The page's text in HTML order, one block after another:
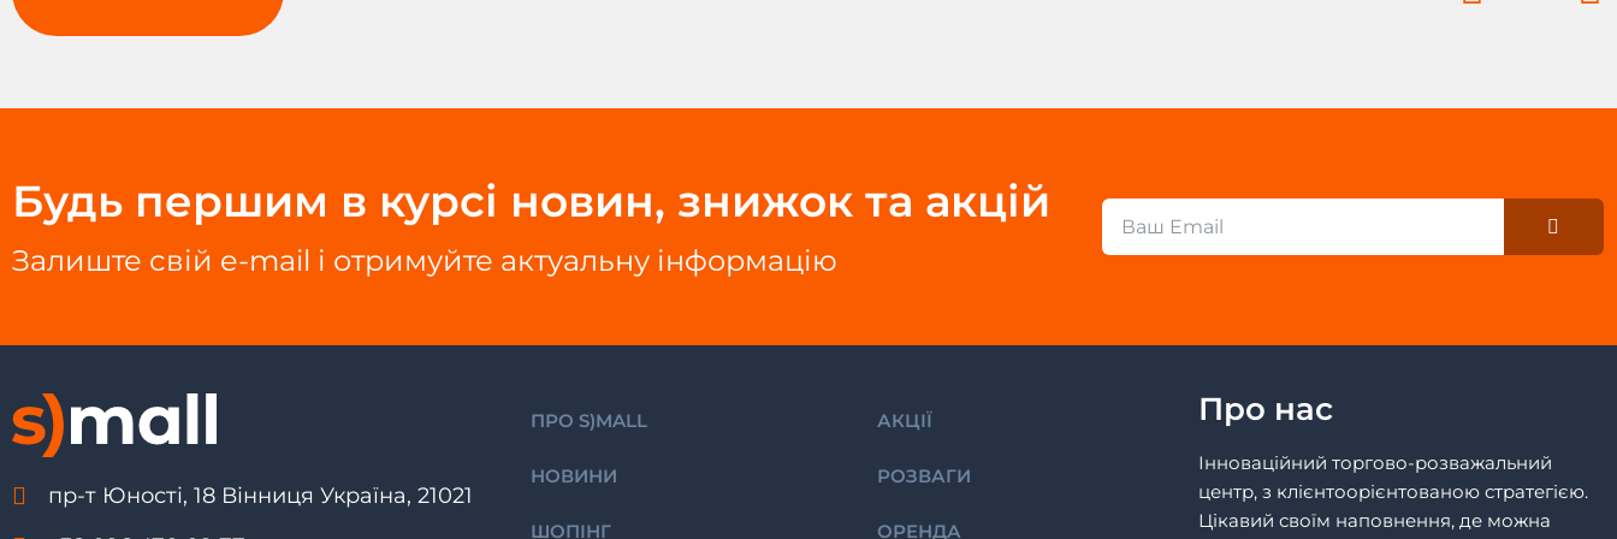
Будь першим в курсі новин, знижок та акцій
Залиште свій e-mail і отримуйте актуальну інформацію
Email
пр-т Юності, 18 Вінниця Україна, 21021
ПРО S)MALL
НОВИНИ
ШОПІНГ
АКЦІЇ
РОЗВАГИ
ОРЕНДА
Про нас
Інноваційний торгово-розважальний
центр, з клієнтоорієнтованою стратегією.
Цікавий своїм наповнення, де можна